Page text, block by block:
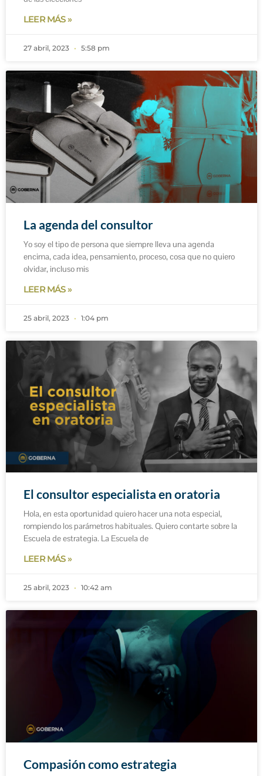
LEER MÁS »
27 abril, 2023 5:58 pm
La agenda del consultor
Yo soy el tipo de persona que siempre lleva una agenda
encima, cada idea, pensamiento, proceso, cosa que no quiero
olvidar, incluso mis
LEER MÁS »
25 abril, 2023 1:04 pm
El consultor especialista en oratoria
Hola, en esta oportunidad quiero hacer una nota especial,
rompiendo los parámetros habituales. Quiero contarte sobre la
Escuela de estrategia. La Escuela de
LEER MÁS »
25 abril, 2023 10:42 am
Compasión como estrategia